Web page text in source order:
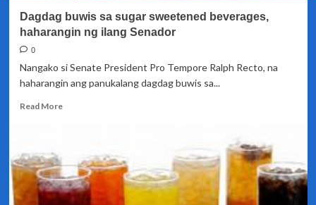
Dagdag buwis sa sugar sweetened beverages,
haharangin ng ilang Senador
0
Nangako si Senate President Pro Tempore Ralph Recto, na
haharangin ang panukalang dagdag buwis sa...
Read MoreRead
buwis
sugar
sweetened